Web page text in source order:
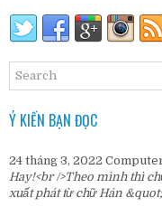
Ý KIẾN BẠN ĐỌC
24 tháng 3, 2022
Hay!<br />Theo mình thì
xuất phát từ chữ Hán